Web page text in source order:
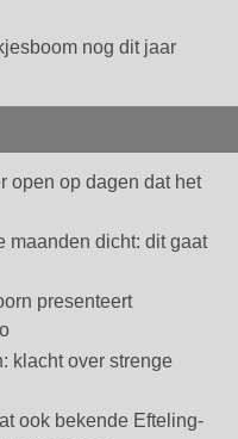
nog dit jaar
open op dagen dat het
maanden dicht: dit gaat
presenteert
klacht over strenge
ook bekende Efteling-